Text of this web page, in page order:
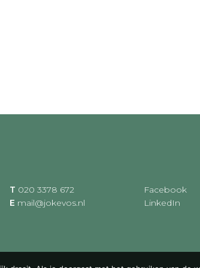
T 020 3378 672
E mail@jokevos.nl
Facebook
LinkedIn